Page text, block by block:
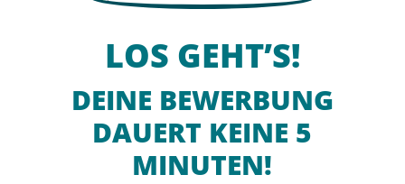
LOS GEHT’S!
DEINE BEWERBUNG
DAUERT KEINE 5
MINUTEN!